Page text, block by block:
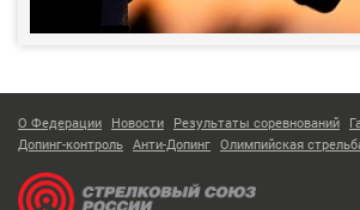
О Федерации Новости Результаты соревнований
Допинг-контроль Анти-Допинг Олимпийская